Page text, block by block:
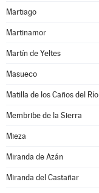
Martiago
Martinamor
Martín de Yeltes
Masueco
Matilla de los Caños del Río
Membribe de la Sierra
Mieza
Miranda de Azán
Miranda del Castañar